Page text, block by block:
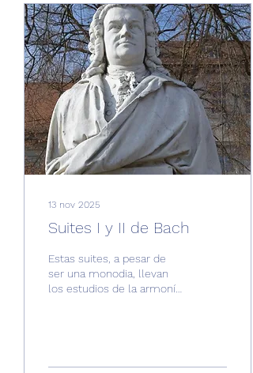
13 nov 2025
Suites I y II de Bach
Estas suites, a pesar de
ser una monodia, llevan
los estudios de la armonía